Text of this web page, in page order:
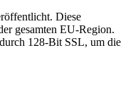
Diese
gesamten EU-Region.
128-Bit SSL, um die